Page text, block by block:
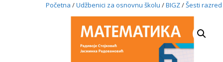
Početna /Udžbenici za osnovnu školu /BIGZ/Šesti razred